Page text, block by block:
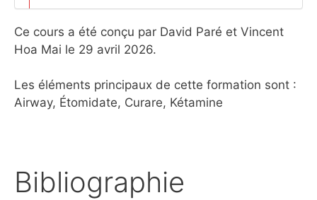
Ce cours a été conçu par David Paré et Vincent
Hoa Mai le 29 avril 2026.
Les éléments principaux de cette formation sont :
Airway, Étomidate, Curare, Kétamine
Bibliographie